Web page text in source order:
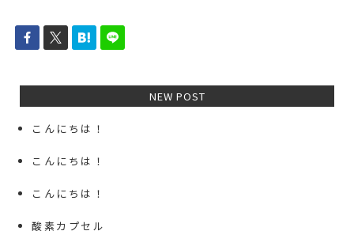
NEW POST
こんにちは！
こんにちは！
こんにちは！
酸素カプセル